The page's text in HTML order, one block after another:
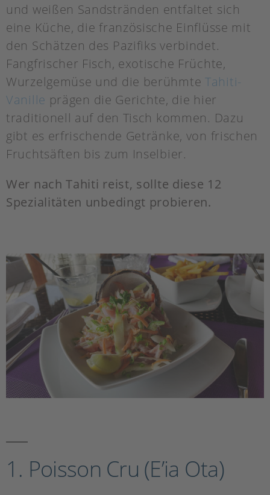
und weißen Sandstränden entfaltet sich
eine Küche, die französische Einflüsse mit
den Schätzen des Pazifiks verbindet.
Fangfrischer Fisch, exotische Früchte,
Wurzelgemüse und die berühmteTahiti-
Vanille prägen die Gerichte, die hier
traditionell auf den Tisch kommen. Dazu
gibt es erfrischende Getränke, von frischen
Fruchtsäften bis zum Inselbier.
Wer nach Tahiti reist, sollte diese 12
Spezialitäten unbedingt probieren.
1. Poisson Cru (E’ia Ota)